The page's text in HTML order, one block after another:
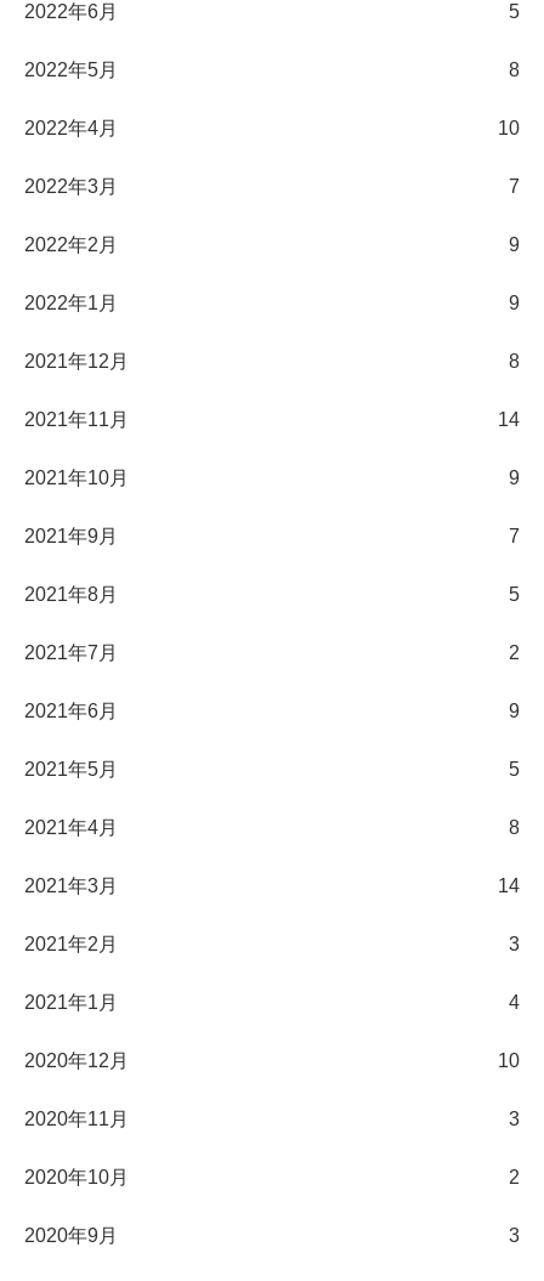
2022年6月 5
2022年5月 8
2022年4月 10
2022年3月 7
2022年2月 9
2022年1月 9
2021年12月 8
2021年11月 14
2021年10月 9
2021年9月 7
2021年8月 5
2021年7月 2
2021年6月 9
2021年5月 5
2021年4月 8
2021年3月 14
2021年2月 3
2021年1月 4
2020年12月 10
2020年11月 3
2020年10月 2
2020年9月 3